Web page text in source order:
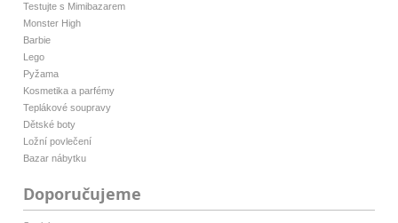
Testujte s Mimibazarem
Monster High
Barbie
Lego
Pyžama
Kosmetika a parfémy
Teplákové soupravy
Dětské boty
Ložní povlečení
Bazar nábytku
Doporučujeme